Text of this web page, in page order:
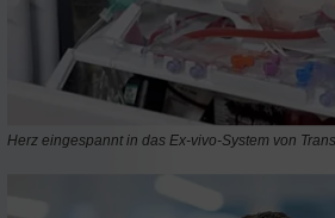
Herz eingespannt in das Ex-vivo-System von